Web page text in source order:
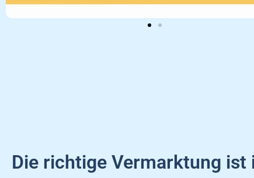
Die richtige Vermarktung ist